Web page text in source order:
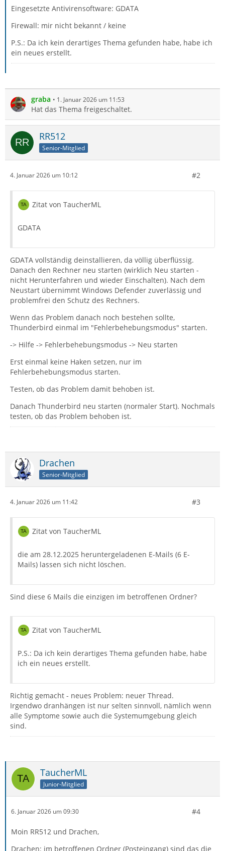
Eingesetzte Antivirensoftware: GDATA
Firewall: mir nicht bekannt / keine
P.S.: Da ich kein derartiges Thema gefunden habe, habe ich
ein neues erstellt.
graba 1. Januar 2026 um 11:53
Hat das Thema freigeschaltet.
RR512
Senior-Mitglied
4. Januar 2026 um 10:12 #2
Zitat von TaucherML
GDATA
GDATA vollständig deinstallieren, da völlig überflüssig.
Danach den Rechner neu starten (wirklich Neu starten -
nicht Herunterfahren und wieder Einschalten). Nach dem
Neustart übernimmt Windows Defender zuverlässig und
problemfrei den Schutz des Rechners.
Wenn das Problem danach noch bestehen sollte,
Thunderbird einmal im "Fehlerbehebungsmodus" starten.
-> Hilfe -> Fehlerbehebungsmodus -> Neu starten
Erst einmal keine Haken setzen, nur im
Fehlerbehebungsmodus starten.
Testen, ob das Problem damit behoben ist.
Danach Thunderbird neu starten (normaler Start). Nochmals
testen, ob das Problem behoben ist.
Drachen
Senior-Mitglied
4. Januar 2026 um 11:42 #3
Zitat von TaucherML
die am 28.12.2025 heruntergeladenen E-Mails (6 E-
Mails) lassen sich nicht löschen.
Sind diese 6 Mails die einzigen im betroffenen Ordner?
Zitat von TaucherML
P.S.: Da ich kein derartiges Thema gefunden habe, habe
ich ein neues erstellt.
Richtig gemacht - neues Problem: neuer Thread.
Irgendwo dranhängen ist nur selten sinnvoll, nämlich wenn
alle Symptome sowie auch die Systemumgebung gleich
sind.
TaucherML
Junior-Mitglied
6. Januar 2026 um 09:30 #4
Moin RR512 und Drachen,
Drachen: im betroffenen Ordner (Posteingang) sind das die